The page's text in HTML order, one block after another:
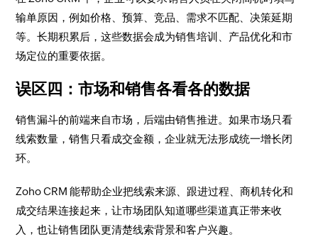
输单原因，例如价格、预算、竞品、需求不匹配、决策延期
等。长期积累后，这些数据会成为销售培训、产品优化和市
场定位的重要依据。
误区四：市场和销售各看各的数据
销售漏斗的前端来自市场，后端由销售推进。如果市场只看
线索数量，销售只看成交金额，企业就无法形成统一增长闭
环。
Zoho CRM 能帮助企业把线索来源、跟进过程、商机转化和
成交结果连接起来，让市场团队知道哪些渠道真正带来收
入，也让销售团队更清楚线索背景和客户兴趣。